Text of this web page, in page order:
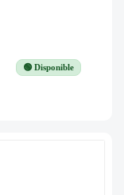
🟢 Disponible